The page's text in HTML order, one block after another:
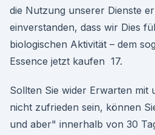
die Nutzung unserer Dienste
einverstanden, dass wir Dies
biologischen Aktivität – dem
Essence jetzt kaufen 17.
Sollten Sie wider Erwarten mit
nicht zufrieden sein, können
und aber" innerhalb von 30